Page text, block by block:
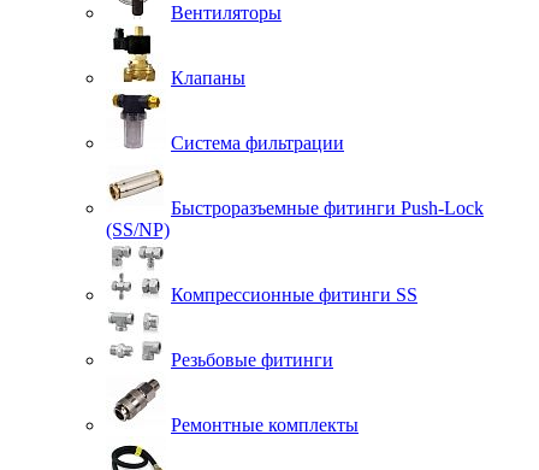
Вентиляторы
Клапаны
Система фильтрации
Быстроразъемные фитинги Push-Lock
(SS/NP)
Компрессионные фитинги SS
Резьбовые фитинги
Ремонтные комплекты